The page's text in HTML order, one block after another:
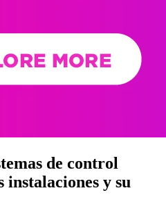
de control
instalaciones y su